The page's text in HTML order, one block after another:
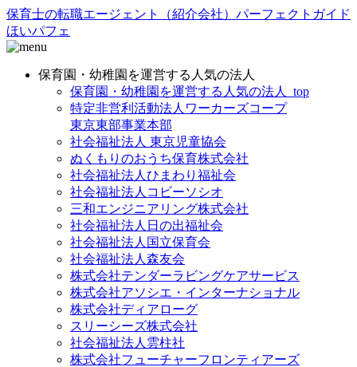
保育士の転職エージェント（紹介会社）パーフェクトガイド
ほいパフェ
保育園・幼稚園を運営する人気の法人
保育園・幼稚園を運営する人気の法人_top
特定非営利活動法人ワーカーズコープ
東京東部事業本部
社会福祉法人 東京児童協会
ぬくもりのおうち保育株式会社
社会福祉法人ひまわり福祉会
社会福祉法人コビーソシオ
三和エンジニアリング株式会社
社会福祉法人日の出福祉会
社会福祉法人国立保育会
社会福祉法人森友会
株式会社テンダーラビングケアサービス
株式会社アソシエ・インターナショナル
株式会社ディアローグ
スリーシーズ株式会社
社会福祉法人雲柱社
株式会社フューチャーフロンティアーズ